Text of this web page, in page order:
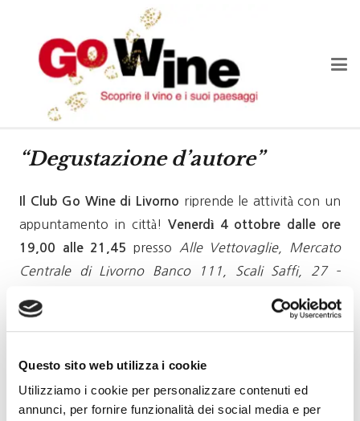
Questo sito web utilizza i cookie
Utilizziamo i cookie per personalizzare contenuti ed
annunci, per fornire funzionalità dei social media e per
“Degustazione d’autore”
Il Club Go Wine di Livorno riprende le attività con un
appuntamento in città!Venerdì 4 ottobre dalle ore
19,00 alle 21,45 presso
Alle Vettovaglie, Mercato
Centrale di Livorno
Banco 111, Scali Saffi, 27 –
Una degustazione d’autore, tema della serata:il
Degusteremo una selezione di 8 etichette dedicate
alla varietà che firma i grandi vini rossi del Piemonte.